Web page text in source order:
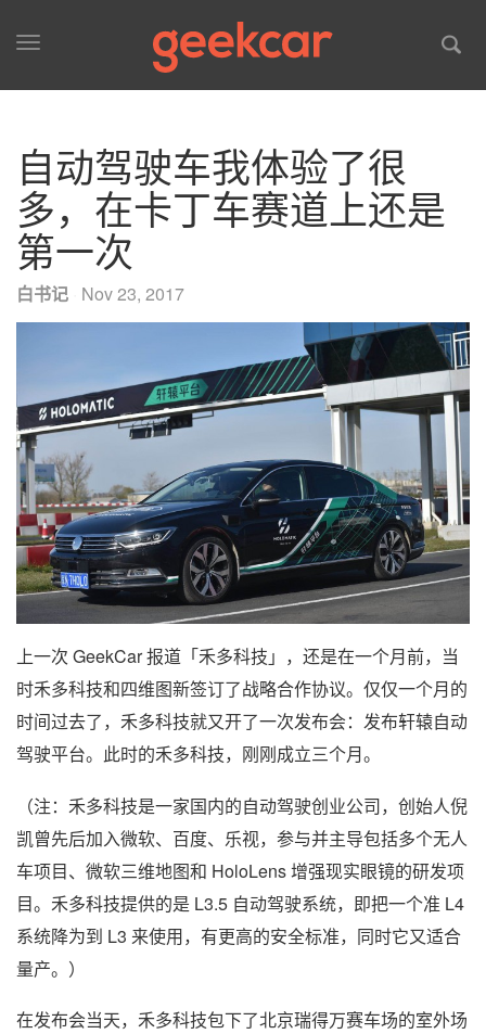
Toggle
自动驾驶车我体验了很
多，在卡丁车赛道上还是
第一次
白书记 Nov 23, 2017
上一次 GeekCar 报道「禾多科技」，还是在一个月前，当
时禾多科技和四维图新签订了战略合作协议。仅仅一个月的
时间过去了，禾多科技就又开了一次发布会：发布轩辕自动
驾驶平台。此时的禾多科技，刚刚成立三个月。
（注：禾多科技是一家国内的自动驾驶创业公司，创始人倪
凯曾先后加入微软、百度、乐视，参与并主导包括多个无人
车项目、微软三维地图和 HoloLens 增强现实眼镜的研发项
目。禾多科技提供的是 L3.5 自动驾驶系统，即把一个准 L4
系统降为到 L3 来使用，有更高的安全标准，同时它又适合
量产。）
在发布会当天，禾多科技包下了北京瑞得万赛车场的室外场